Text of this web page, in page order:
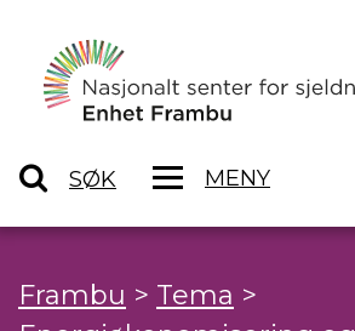
SØK MENY
Frambu > Tema >